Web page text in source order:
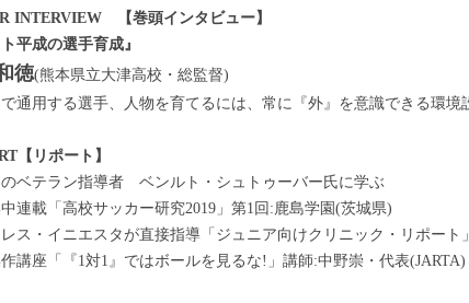
INTERVIEW 【巻頭インタビュー】
ト平成の選手育成』
徳(熊本県立大津高校・総監督)
で通用する選手、人物を育てるには、常に『外』を意識できる環境
【リポート】
のベテラン指導者 ベンルト・シュトゥーバー氏に学ぶ
連載「高校サッカー研究2019」第1回:鹿島学園(茨城県)
ス・イニエスタが直接指導「ジュニア向けクリニック・リポート」
講座「『1対1』ではボールを見るな!」講師:中野崇・代表(JARTA)